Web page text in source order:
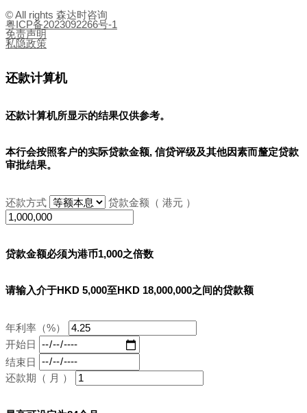
© All rights 森达时咨询
粤ICP备2023092266号-1
免责声明
私隐政策
还款计算机
还款计算机所显示的结果仅供参考。
本行会按照客户的实际贷款金额, 信贷评级及其他因素而釐定贷款
审批结果。
还款方式 贷款金额（ 港元 ）
贷款金额必须为港币1,000之倍数
请输入介于HKD 5,000至HKD 18,000,000之间的贷款额
年利率（%）
开始日
结束日
还款期（ 月 ）